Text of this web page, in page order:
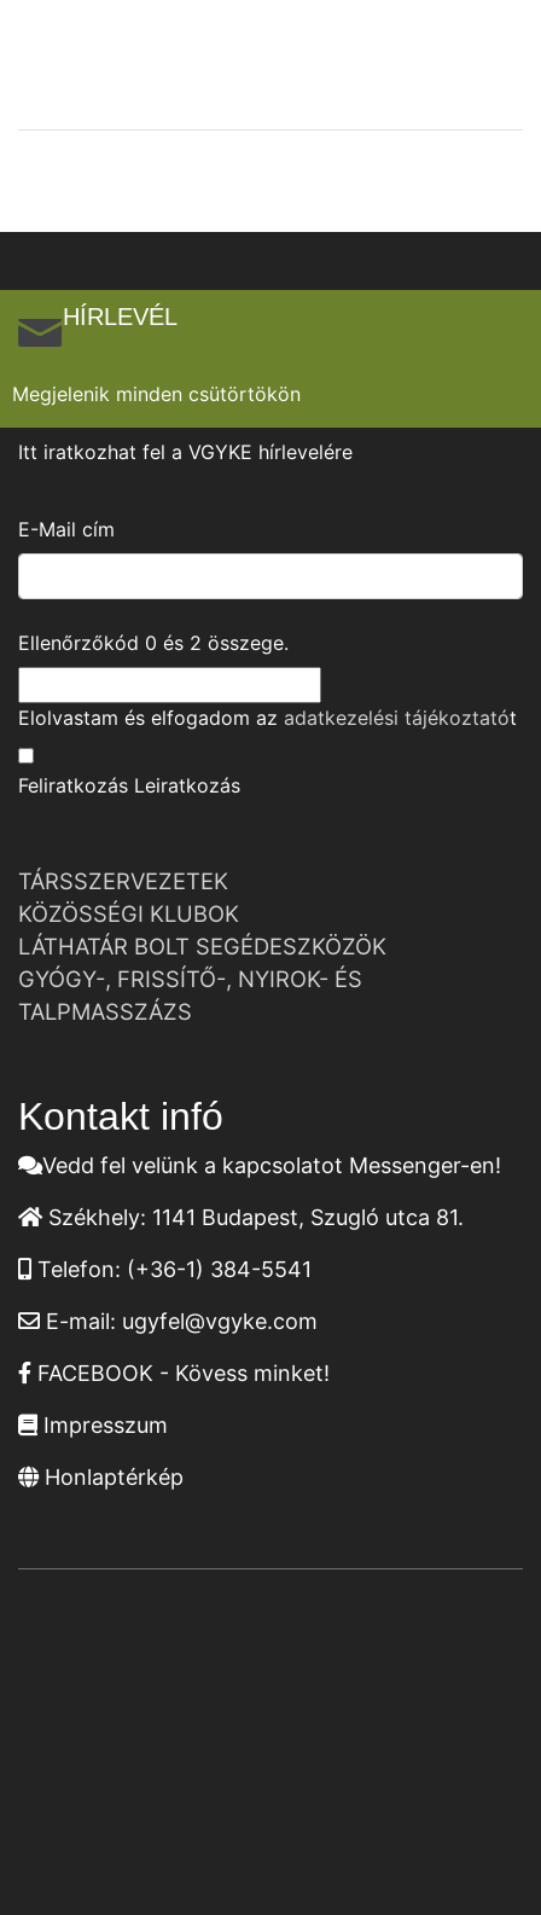
HÍRLEVÉL
Megjelenik minden csütörtökön
Itt iratkozhat fel a VGYKE hírlevelére
E-Mail cím
Ellenőrzőkód 0 és 2 összege.
Elolvastam és elfogadom az adatkezelési tájékoztatót
Feliratkozás Leiratkozás
TÁRSSZERVEZETEK
KÖZÖSSÉGI KLUBOK
LÁTHATÁR BOLT SEGÉDESZKÖZÖK
GYÓGY-, FRISSÍTŐ-, NYIROK- ÉS
TALPMASSZÁZS
Kontakt infó
Vedd fel velünk a kapcsolatot Messenger-en!
Székhely: 1141 Budapest, Szugló utca 81.
Telefon: (+36-1) 384-5541
E-mail: ugyfel@vgyke.com
FACEBOOK - Kövess minket!
Impresszum
Honlaptérkép